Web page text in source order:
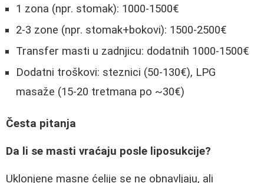
1 zona (npr. stomak): 1000-1500€
2-3 zone (npr. stomak+bokovi): 1500-2500€
Transfer masti u zadnjicu: dodatnih 1000-1500€
Dodatni troškovi: steznici (50-130€), LPG
masaže (15-20 tretmana po ~30€)
Česta pitanja
Da li se masti vraćaju posle liposukcije?
Uklonjene masne ćelije se ne obnavljaju, ali